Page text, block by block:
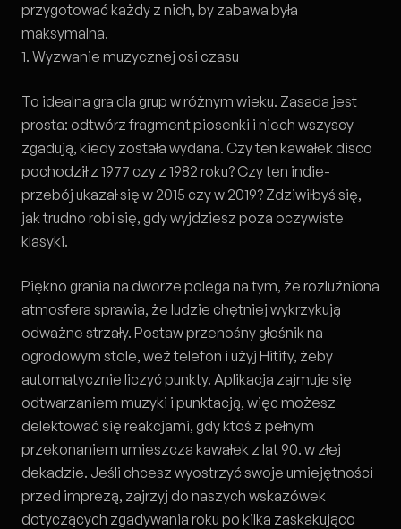
przygotować każdy z nich, by zabawa była
maksymalna.
1. Wyzwanie muzycznej osi czasu
To idealna gra dla grup w różnym wieku. Zasada jest
prosta: odtwórz fragment piosenki i niech wszyscy
zgadują, kiedy została wydana. Czy ten kawałek disco
pochodził z 1977 czy z 1982 roku? Czy ten indie-
przebój ukazał się w 2015 czy w 2019? Zdziwiłbyś się,
jak trudno robi się, gdy wyjdziesz poza oczywiste
klasyki.
Piękno grania na dworze polega na tym, że rozluźniona
atmosfera sprawia, że ludzie chętniej wykrzykują
odważne strzały. Postaw przenośny głośnik na
ogrodowym stole, weź telefon i użyj Hitify, żeby
automatycznie liczyć punkty. Aplikacja zajmuje się
odtwarzaniem muzyki i punktacją, więc możesz
delektować się reakcjami, gdy ktoś z pełnym
przekonaniem umieszcza kawałek z lat 90. w złej
dekadzie. Jeśli chcesz wyostrzyć swoje umiejętności
przed imprezą, zajrzyj do naszych wskazówek
dotyczących zgadywania roku po kilka zaskakująco